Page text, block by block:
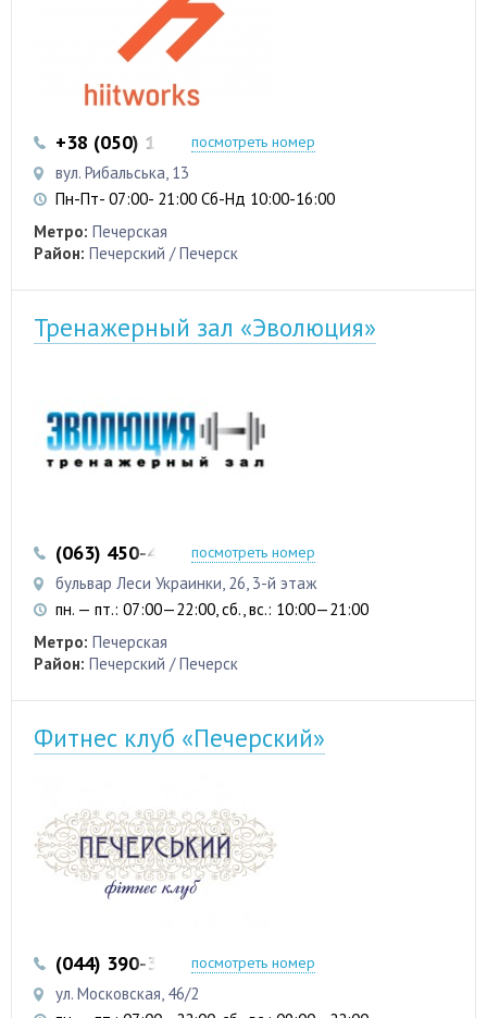
+38 (050) 103 22 22 +38 (050) 103 22 22
посмотреть номер
вул. Рибальська, 13
Пн-Пт- 07:00- 21:00 Сб-Нд 10:00-16:00
Метро: Печерская
Район: Печерский / Печерск
Тренажерный зал «Эволюция»
(063) 450-42-88посмотреть номер
бульвар Леси Украинки, 26, 3-й этаж
пн. — пт.: 07:00—22:00, сб., вс.: 10:00—21:00
Метро: Печерская
Район: Печерский / Печерск
Фитнес клуб «Печерский»
(044) 390-35-50посмотреть номер
ул. Московская, 46/2